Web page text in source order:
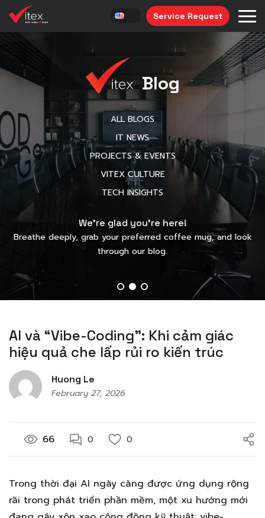
Service Request
Blog
ALL BLOGS
IT NEWS
PROJECTS & EVENTS
VITEX CULTURE
TECH INSIGHTS
We’re glad you’re here!
Breathe deeply, grab your preferred coffee mug, and look
through our blog.
AI và “Vibe-Coding”: Khi cảm giác
hiệu quả che lấp rủi ro kiến trúc
Huong Le
February 27, 2026
66 0 0
Trong thời đại AI ngày càng được ứng dụng rộng
rãi trong phát triển phần mềm, một xu hướng mới